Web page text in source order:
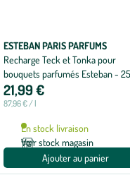
ESTEBAN PARIS PARFUMS
Recharge Teck et Tonka pour
bouquets parfumés Esteban -
ml
21,99 €
87,96 € / l
En stock livraison
Voir stock magasin
Ajouter au panier